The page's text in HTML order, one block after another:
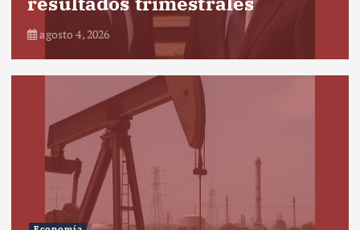
agosto 4, 2026